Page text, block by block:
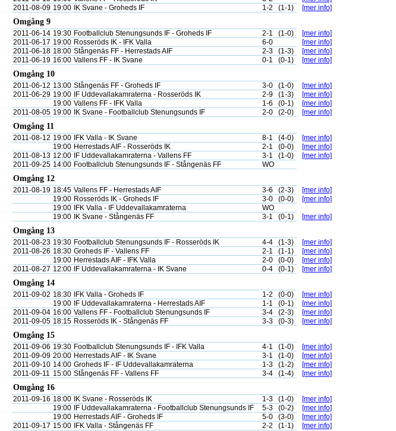
2011-08-09 19:00 IK Svane - Groheds IF 1-2 (1-1) [mer info]
Omgång 9
2011-06-14 19:30 Footballclub Stenungsunds IF - Groheds IF 2-1 (1-0)
[mer info]
2011-06-17 19:00 Rosseröds IK - IFK Valla 6-0
[mer info]
2011-06-18 18:00 Stångenäs FF - Herrestads AIF 2-3 (1-3)
[mer info]
2011-06-19 16:00 Vallens FF - IK Svane 0-1 (0-1) [mer info]
Omgång 10
2011-06-12 13:00 Stångenäs FF - Groheds IF 3-0 (1-0)
[mer info]
2011-06-29 19:00 IF Uddevallakamraterna - Rosseröds IK 2-9 (1-3)
[mer info]
19:00 Vallens FF - IFK Valla 1-6 (0-1)
[mer info]
2011-08-05 19:00 IK Svane - Footballclub Stenungsunds IF 2-0 (2-0) [mer info]
Omgång 11
2011-08-12 19:00 IFK Valla - IK Svane 8-1 (4-0)
[mer info]
19:00 Herrestads AIF - Rosseröds IK 2-1 (0-0)
[mer info]
2011-08-13 12:00 IF Uddevallakamraterna - Vallens FF 3-1 (1-0)
[mer info]
2011-09-25 14:00 Footballclub Stenungsunds IF - Stångenäs FF WO
Omgång 12
2011-08-19 18:45 Vallens FF - Herrestads AIF 3-6 (2-3)
[mer info]
19:00 Rosseröds IK - Groheds IF 3-0 (0-0)
[mer info]
19:00
IFK Valla - IF Uddevallakamraterna
WO
19:00
IK Svane - Stångenäs FF 3-1 (0-1) [mer info]
Omgång 13
2011-08-23 19:30 Footballclub Stenungsunds IF - Rosseröds IK 4-4 (1-3)
[mer info]
2011-08-26 18:30 Groheds IF - Vallens FF 2-1 (1-1)
[mer info]
19:00 Herrestads AIF - IFK Valla 2-0 (0-0)
[mer info]
2011-08-27 12:00 IF Uddevallakamraterna - IK Svane 0-4 (0-1) [mer info]
Omgång 14
2011-09-02 18:30 IFK Valla - Groheds IF 1-2 (0-0)
[mer info]
19:00
IF Uddevallakamraterna - Herrestads AIF 1-1 (0-1)
[mer info]
2011-09-04 16:00 Vallens FF - Footballclub Stenungsunds IF 3-4 (2-3)
[mer info]
2011-09-05 18:15 Rosseröds IK - Stångenäs FF 3-3 (0-3) [mer info]
Omgång 15
2011-09-06 19:30 Footballclub Stenungsunds IF - IFK Valla 4-1 (1-0)
[mer info]
2011-09-09 20:00 Herrestads AIF - IK Svane 3-1 (1-0)
[mer info]
2011-09-10 14:00 Groheds IF - IF Uddevallakamraterna 1-3 (1-2)
[mer info]
2011-09-11 15:00 Stångenäs FF - Vallens FF 3-4 (1-4) [mer info]
Omgång 16
2011-09-16 18:00 IK Svane - Rosseröds IK 1-3 (1-0)
[mer info]
19:00
IF Uddevallakamraterna - Footballclub Stenungsunds IF 5-3 (0-2)
[mer info]
19:00 Herrestads AIF - Groheds IF 5-0 (3-0)
[mer info]
2011-09-17 15:00 IFK Valla - Stångenäs FF 2-2 (1-1) [mer info]